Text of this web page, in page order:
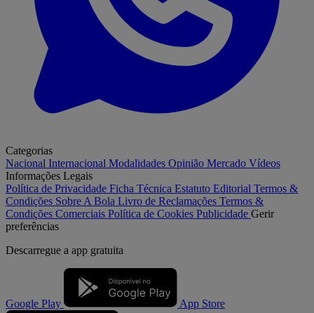
Categorias
Nacional Internacional Modalidades Opinião Mercado Vídeos
Informações Legais
Política de Privacidade Ficha Técnica Estatuto Editorial Termos &
Condições Sobre A Bola Livro de Reclamações Termos &
Condições Comerciais Política de Cookies Publicidade Gerir
preferências
Descarregue a app gratuita
Google Play App Store